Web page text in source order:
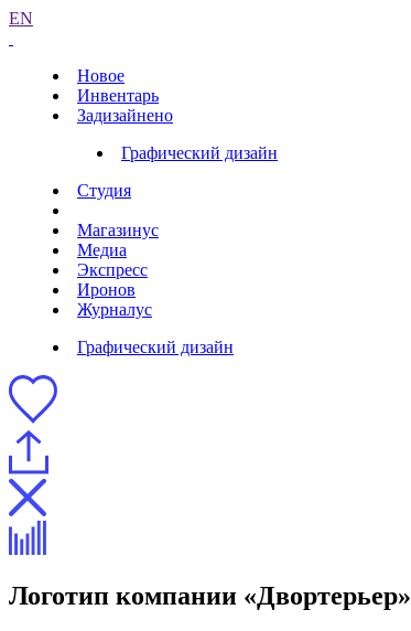
EN
Новое
Инвентарь
Задизайнено
Графический дизайн
Студия
Магазинус
Медиа
Экспресс
Иронов
Журналус
Графический дизайн
Логотип компании «Двортерьер»